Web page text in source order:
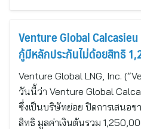
Venture Global Calcasieu
กู้มีหลักประกันไม่ด้อยสิทธิ
Venture Global LNG, Inc.
วันนี้ว่า Venture Global
ซึ่งเป็นบริษัทย่อย ปิดการเสนอ
สิทธิ มูลค่าเงินต้นรวม